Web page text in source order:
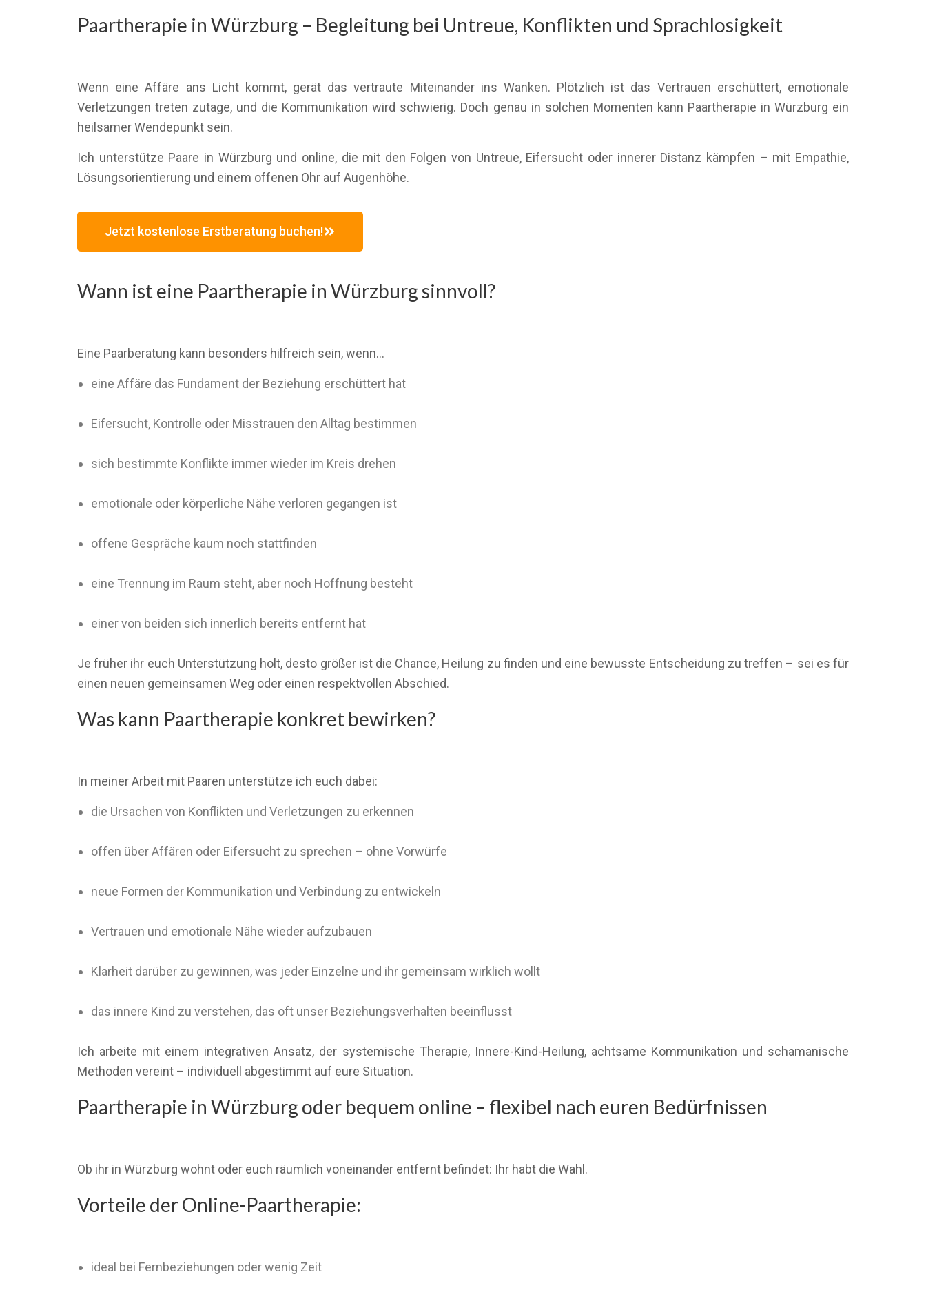
Paartherapie in Würzburg – Begleitung bei Untreue, Konflikten und Sprachlosigkeit
Wenn eine Affäre ans Licht kommt, gerät das vertraute Miteinander ins Wanken. Plötzlich ist das Vertrauen erschüttert, emotionale
Verletzungen treten zutage, und die Kommunikation wird schwierig. Doch genau in solchen Momenten kann Paartherapie in Würzburg ein
heilsamer Wendepunkt sein.
Ich unterstütze Paare in Würzburg und online, die mit den Folgen von Untreue, Eifersucht oder innerer Distanz kämpfen – mit Empathie,
Lösungsorientierung und einem offenen Ohr auf Augenhöhe.
Jetzt kostenlose Erstberatung buchen!
Wann ist eine Paartherapie in Würzburg sinnvoll?
Eine Paarberatung kann besonders hilfreich sein, wenn…
eine Affäre das Fundament der Beziehung erschüttert hat
Eifersucht, Kontrolle oder Misstrauen den Alltag bestimmen
sich bestimmte Konflikte immer wieder im Kreis drehen
emotionale oder körperliche Nähe verloren gegangen ist
offene Gespräche kaum noch stattfinden
eine Trennung im Raum steht, aber noch Hoffnung besteht
einer von beiden sich innerlich bereits entfernt hat
Je früher ihr euch Unterstützung holt, desto größer ist die Chance, Heilung zu finden und eine bewusste Entscheidung zu treffen – sei es für
einen neuen gemeinsamen Weg oder einen respektvollen Abschied.
Was kann Paartherapie konkret bewirken?
In meiner Arbeit mit Paaren unterstütze ich euch dabei:
die Ursachen von Konflikten und Verletzungen zu erkennen
offen über Affären oder Eifersucht zu sprechen – ohne Vorwürfe
neue Formen der Kommunikation und Verbindung zu entwickeln
Vertrauen und emotionale Nähe wieder aufzubauen
Klarheit darüber zu gewinnen, was jeder Einzelne und ihr gemeinsam wirklich wollt
das innere Kind zu verstehen, das oft unser Beziehungsverhalten beeinflusst
Ich arbeite mit einem integrativen Ansatz, der systemische Therapie, Innere-Kind-Heilung, achtsame Kommunikation und schamanische
Methoden vereint – individuell abgestimmt auf eure Situation.
Paartherapie in Würzburg oder bequem online – flexibel nach euren Bedürfnissen
Ob ihr in Würzburg wohnt oder euch räumlich voneinander entfernt befindet: Ihr habt die Wahl.
Vorteile der Online-Paartherapie:
ideal bei Fernbeziehungen oder wenig Zeit